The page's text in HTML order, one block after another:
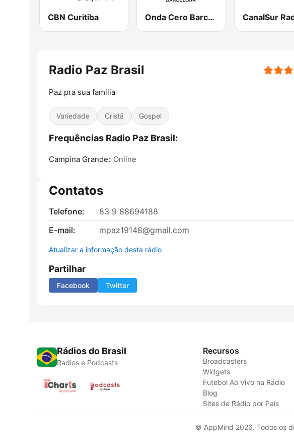
CBN Curitiba Onda Cero Barcelona
Radio Paz Brasil
Paz pra sua familia
Variedade Cristã Gospel
Frequências Radio Paz Brasil:
Campina Grande: Online
Contatos
Telefone:
83 9 88694188
E-mail:
mpaz19148@gmail.com
Atualizar a informação desta rádio
Partilhar
Facebook Twitter
Rádios do Brasil
Radios e Podcasts
Recursos
Broadcasters
Widgets
Futebol Ao Vivo na Rádio
Blog
Sites de Rádio por País
© AppMind 2026. Todos os